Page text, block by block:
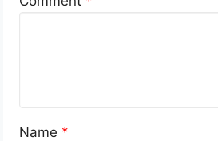
Name *